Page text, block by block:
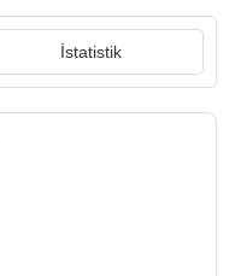
İstatistik